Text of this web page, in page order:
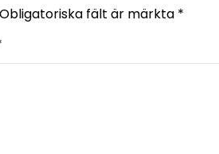
Obligatoriska fält är märkta *